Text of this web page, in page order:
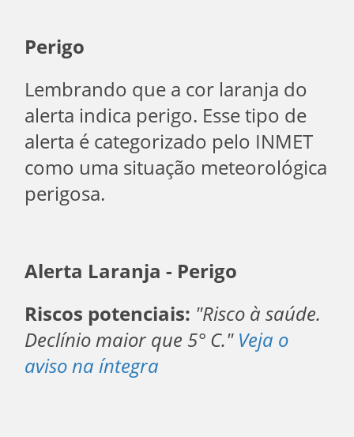
Perigo
Lembrando que a cor laranja do
alerta indica perigo. Esse tipo de
alerta é categorizado pelo INMET
como uma situação meteorológica
perigosa.
Alerta Laranja - Perigo
Riscos potenciais: "Risco à saúde.
Declínio maior que 5° C." Veja o
aviso na íntegra